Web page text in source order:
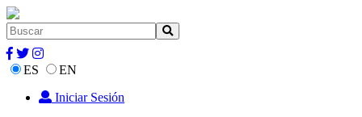
ES
EN
Iniciar Sesión